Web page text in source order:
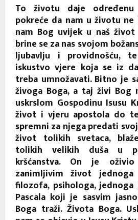
To životu daje
pokreće da nam u životu
nam Bog uvijek u naš život
brine se za nas svojom
ljubavlju i providnošću,
iskustvo vjere koja se iz
treba umnožavati. Bitno je
živoga Boga, a taj živi Bog
uskrslom Gospodinu Isusu
život i vjeru apostola do
spremni za njega predati
život tolikih svetaca,
tolikih velikih duša u
kršćanstva. On je
zanimljivim život jednoga
filozofa, psihologa, jednoga
Pascala koji je sasvim
Boga traži. Života Boga.